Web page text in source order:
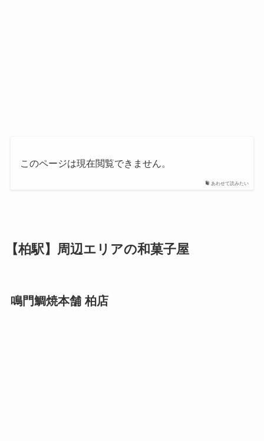
あわせて読みたい
このページは現在閲覧できません。
【柏駅】周辺エリアの和菓子屋
鳴門鯛焼本舗 柏店